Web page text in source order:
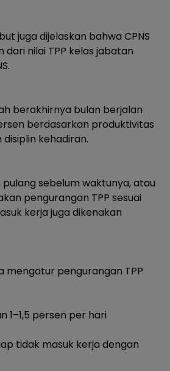
juga dijelaskan bahwa CPNS
nilai TPP kelas jabatan
berakhirnya bulan berjalan
berdasarkan produktivitas
kehadiran.
sebelum waktunya, atau
pengurangan TPP sesuai
kerja juga dikenakan
mengatur pengurangan TPP
1–1,5 persen per hari
tidak masuk kerja dengan